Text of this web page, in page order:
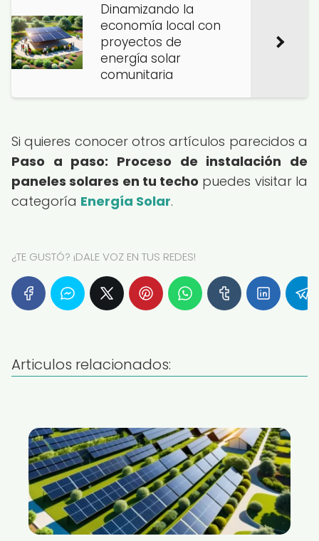
Dinamizando la
economía local con
proyectos de
energía solar
comunitaria
Si quieres conocer otros artículos parecidos a
Paso a paso: Proceso de instalación de
paneles solares en tu techo puedes visitar la
categoría Energía Solar.
¿TE GUSTÓ? ¡DALE VOZ EN TUS REDES!
Articulos relacionados: